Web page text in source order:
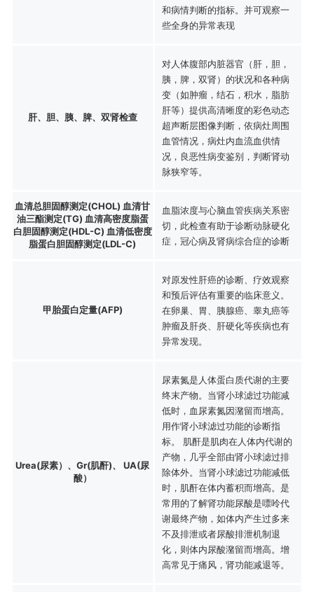
和病情判断的指标。并可观察一
些全身的异常表现
肝、胆、胰、脾、双肾检查
对人体腹部内脏器官（肝，胆，
胰，脾，双肾）的状况和各种病
变（如肿瘤，结石，积水，脂肪
肝等）提供高清晰度的彩色动态
超声断层图像判断，依病灶周围
血管情况，病灶内血流血供情
况，良恶性病变鉴别，判断肾动
脉狭窄等。
血清总胆固醇测定(CHOL) 血清甘
油三酯测定(TG) 血清高密度脂蛋
白胆固醇测定(HDL-C) 血清低密度
脂蛋白胆固醇测定(LDL-C)
血脂浓度与心脑血管疾病关系密
切，此检查有助于诊断动脉硬化
症，冠心病及肾病综合症的诊断
甲胎蛋白定量(AFP)
对原发性肝癌的诊断、疗效观察
和预后评估有重要的临床意义。
在卵巢、胃、胰腺癌、睾丸癌等
肿瘤及肝炎、肝硬化等疾病也有
异常发现。
Urea(尿素）、Gr(肌酐)、 UA(尿
酸）
尿素氮是人体蛋白质代谢的主要
终末产物。当肾小球滤过功能减
低时，血尿素氮因潴留而增高。
用作肾小球滤过功能的诊断指
标。 肌酐是肌肉在人体内代谢的
产物，几乎全部由肾小球滤过排
除体外。当肾小球滤过功能减低
时，肌酐在体内蓄积而增高。是
常用的了解肾功能尿酸是嘌呤代
谢最终产物，如体内产生过多来
不及排泄或者尿酸排泄机制退
化，则体内尿酸潴留而增高。增
高常见于痛风，肾功能减退等。